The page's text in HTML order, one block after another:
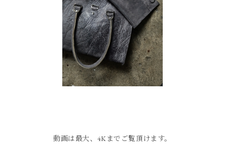
動画は最大、4Kまでご覧頂けます。